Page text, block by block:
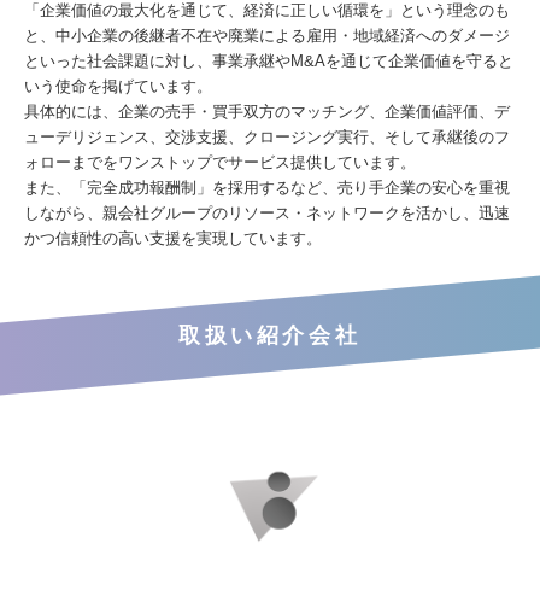
「企業価値の最大化を通じて、経済に正しい循環を」という理念のも
と、中小企業の後継者不在や廃業による雇用・地域経済へのダメージ
といった社会課題に対し、事業承継やM&Aを通じて企業価値を守ると
いう使命を掲げています。
具体的には、企業の売手・買手双方のマッチング、企業価値評価、デ
ューデリジェンス、交渉支援、クロージング実行、そして承継後のフ
ォローまでをワンストップでサービス提供しています。
また、「完全成功報酬制」を採用するなど、売り手企業の安心を重視
しながら、親会社グループのリソース・ネットワークを活かし、迅速
かつ信頼性の高い支援を実現しています。
取扱い紹介会社